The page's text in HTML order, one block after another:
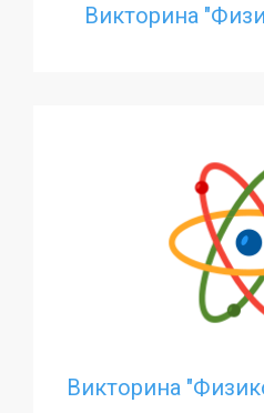
Викторина
Викторина